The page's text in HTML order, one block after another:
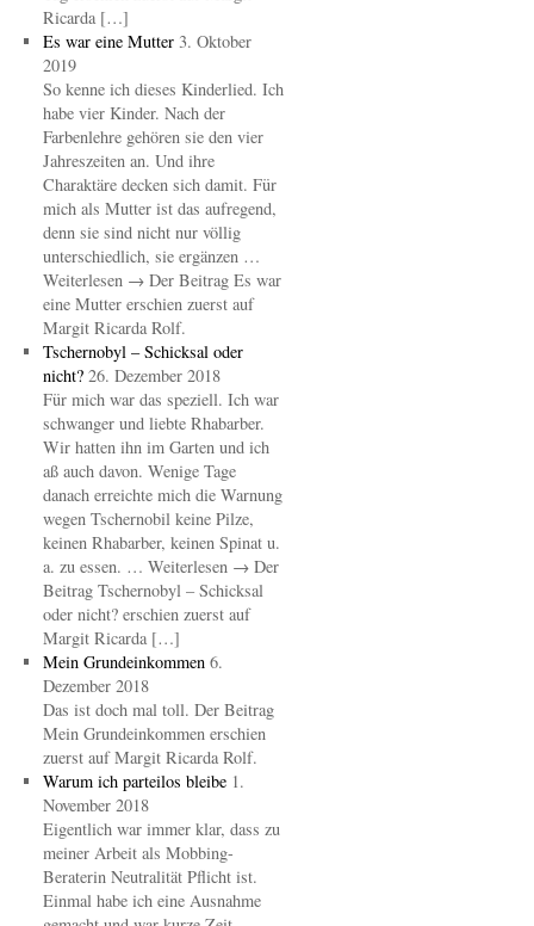
Ricarda […]
Es war eine Mutter 3. Oktober
2019
So kenne ich dieses Kinderlied. Ich
habe vier Kinder. Nach der
Farbenlehre gehören sie den vier
Jahreszeiten an. Und ihre
Charaktäre decken sich damit. Für
mich als Mutter ist das aufregend,
denn sie sind nicht nur völlig
unterschiedlich, sie ergänzen …
Weiterlesen → Der Beitrag Es war
eine Mutter erschien zuerst auf
Margit Ricarda Rolf.
Tschernobyl – Schicksal oder
nicht? 26. Dezember 2018
Für mich war das speziell. Ich war
schwanger und liebte Rhabarber.
Wir hatten ihn im Garten und ich
aß auch davon. Wenige Tage
danach erreichte mich die Warnung
wegen Tschernobil keine Pilze,
keinen Rhabarber, keinen Spinat u.
a. zu essen. … Weiterlesen → Der
Beitrag Tschernobyl – Schicksal
oder nicht? erschien zuerst auf
Margit Ricarda […]
Mein Grundeinkommen 6.
Dezember 2018
Das ist doch mal toll. Der Beitrag
Mein Grundeinkommen erschien
zuerst auf Margit Ricarda Rolf.
Warum ich parteilos bleibe 1.
November 2018
Eigentlich war immer klar, dass zu
meiner Arbeit als Mobbing-
Beraterin Neutralität Pflicht ist.
Einmal habe ich eine Ausnahme